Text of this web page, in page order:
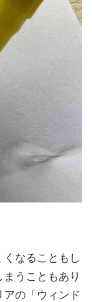
なることもし
うこともあり
の「ウィンド